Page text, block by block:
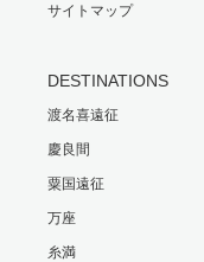
サイトマップ
DESTINATIONS
渡名喜遠征
慶良間
粟国遠征
万座
糸満